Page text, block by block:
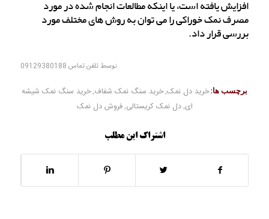
افزایش یافته است، یا اینکه مطالعات انجام شده در مورد
مصرف نمک خوراکی را می توان به روش های مختلف مورد
بررسی قرار داد.
توسطتلفن تماس 09129380188
برچسب ها:خرید دل نمک,خرید سنگ نمک شفاف,خرید سنگ نمک شیشه
ای,دل نمک کریستالی,فروش دل نمک
اشتراک این مطلب